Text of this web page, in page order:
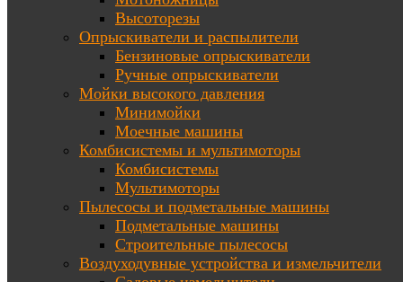
Высоторезы
Опрыскиватели и распылители
Бензиновые опрыскиватели
Ручные опрыскиватели
Мойки высокого давления
Минимойки
Моечные машины
Комбисистемы и мультимоторы
Комбисистемы
Мультимоторы
Пылесосы и подметальные машины
Подметальные машины
Строительные пылесосы
Воздуходувные устройства и измельчители